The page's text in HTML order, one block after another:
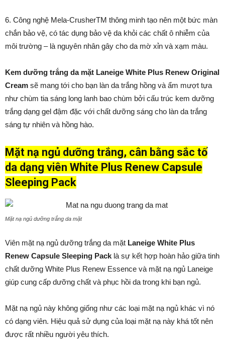
6. Công nghệ Mela-CrusherTM thông minh tạo nên một bức màn
chắn bảo vệ, có tác dụng bảo vệ da khỏi các chất ô nhiễm của
môi trường – là nguyên nhân gây cho da mờ xỉn và xạm màu.
Kem dưỡng trắng da mặt Laneige White Plus Renew Original
Cream sẽ mang tới cho bạn làn da trắng hồng và ẩm mượt tựa
như chùm tia sáng long lanh bao chùm bởi cấu trúc kem dưỡng
trắng dạng gel đậm đặc với chất dưỡng sáng cho làn da trắng
sáng tự nhiên và hồng hào.
Mặt nạ ngủ dưỡng trắng, cân bằng sắc tố
da dạng viên White Plus Renew Capsule
Sleeping Pack
Mặt nạ ngủ dưỡng trắng da mặt
Viên mặt nạ ngủ dưỡng trắng da mặt Laneige White Plus
Renew Capsule Sleeping Pack là sự kết hợp hoàn hảo giữa tinh
chất dưỡng White Plus Renew Essence và mặt nạ ngủ Laneige
giúp cung cấp dưỡng chất và phục hồi da trong khi bạn ngủ.
Mặt nạ ngủ này không giống như các loại mặt nạ ngủ khác vì nó
có dạng viên. Hiệu quả sử dụng của loại mặt nạ này khá tốt nên
được rất nhiều người yêu thích.